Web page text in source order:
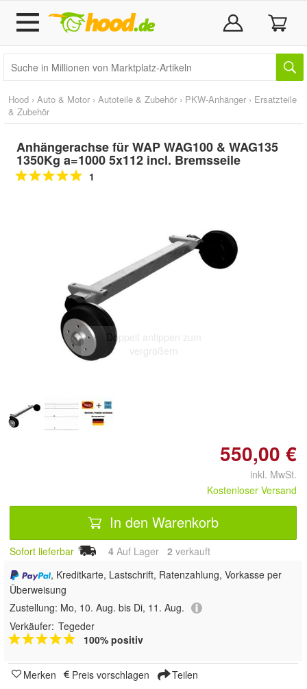
Hood › Auto & Motor › Autoteile & Zubehör › PKW-Anhänger › Ersatzteile
& Zubehör
Anhängerachse für WAP WAG100 & WAG135
1350Kg a=1000 5x112 incl. Bremsseile
1
Doppelt antippen zum
vergrößern
550,00 €
inkl. MwSt.
Kostenloser Versand
In den Warenkorb
Sofort lieferbar 4 Auf Lager 2 verkauft
, Kreditkarte, Lastschrift, Ratenzahlung, Vorkasse per
Überweisung
Zustellung: Mo, 10. Aug. bis Di, 11. Aug.
Verkäufer: Tegeder
100% positiv
Merken Preis vorschlagen Teilen